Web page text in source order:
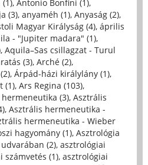
, Antonio Bonfini (1),
(3), anyaméh (1), Anyaság (2),
Magyar Királyság (4), április
- "Jupiter madara" (1),
, Aquila–Sas csillagzat - Turul
(3), Arché (2),
, Árpád-házi királylány (1),
(1), Ars Regina (103),
(3), Asztrális
, Asztrális hermeneutika -
hermeneutika - Wieber
hagyomány (1), Asztrológia
(2), asztrológiai
számvetés (1), asztrológiai